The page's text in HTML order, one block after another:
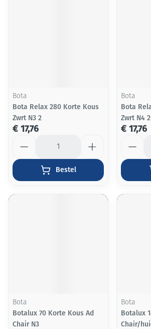
Bota
Bota Relax 280 Korte Kous
Zwrt N3 2
€ 17,76
Bestel
Bota
Bota
Zwrt N4 2
€ 17,76
Bota
Botalux 70 Korte Kous Ad
Chair N3
Bota
Botalux
Chair/